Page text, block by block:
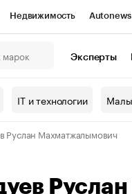
Недвижимость Autonews
контрагентов
Эксперты
IT и технологии
Руслан Махматжалымович